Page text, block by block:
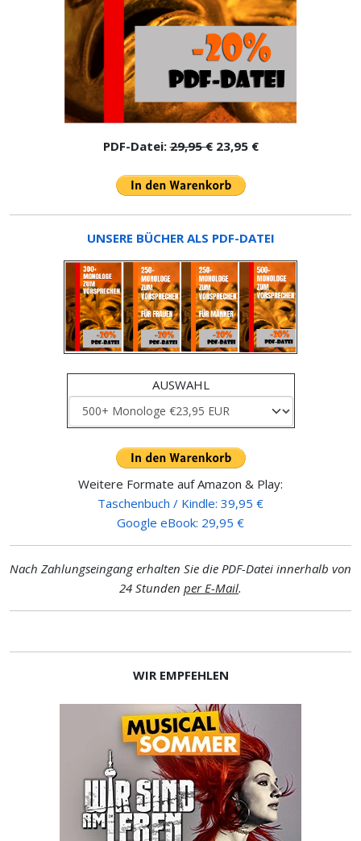
PDF-Datei:29,95 €23,95 €
UNSERE BÜCHER ALS PDF-DATEI
AUSWAHL
Weitere Formate auf Amazon & Play:
Taschenbuch / Kindle: 39,95 €
Google eBook: 29,95 €
Nach Zahlungseingang erhalten Sie die PDF-Datei innerhalb von
24 Stunden per E-Mail.
WIR EMPFEHLEN